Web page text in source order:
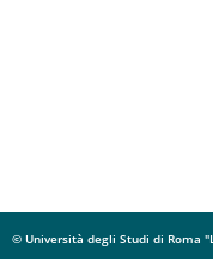
© Università degli Studi di Roma